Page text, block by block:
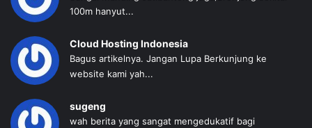
100m hanyut...
Cloud Hosting Indonesia
Bagus artikelnya. Jangan Lupa Berkunjung ke
website kami yah...
sugeng
wah berita yang sangat mengedukatif bagi